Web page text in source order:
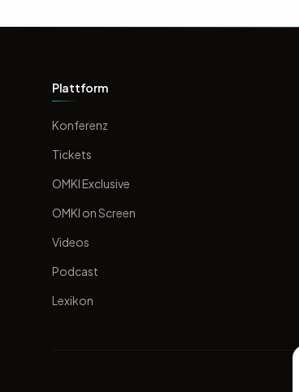
Plattform
Konferenz
Tickets
OMKI Exclusive
OMKI on Screen
Videos
Podcast
Lexikon